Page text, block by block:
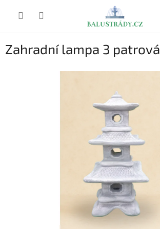
Zahradní lampa 3 patrová